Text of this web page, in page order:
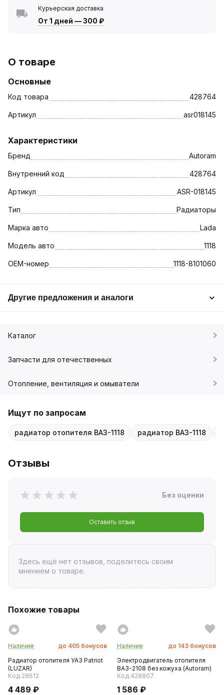
Курьерская доставка
От 1 дней —300 ₽
О товаре
Основные
Код товара 428764
Артикул asr018145
Характеристики
Бренд Autoram
Внутренний код 428764
Артикул ASR-018145
Тип Радиаторы
Марка авто Lada
Модель авто 1118
OEM-номер 1118-8101060
Другие предложения и аналоги
Каталог
Запчасти для отечественных
Отопление, вентиляция и омыватели
Ищут по запросам
радиатор отопителя ВАЗ-1118 радиатор ВАЗ-1118
Отзывы
Без оценки
Оставить отзыв
Здесь ещё нет отзывов, поделитесь своим
мнением о товаре.
Похожие товары
Наличие до 405 бонусов
Радиатор отопителя УАЗ Patriot
(LUZAR)
Код 28612
4 489 ₽
Наличие до 143 бонусов
Электродвигатель отопителя
ВАЗ-2108 без кожуха (Autoram)
Код 428807
1 586 ₽